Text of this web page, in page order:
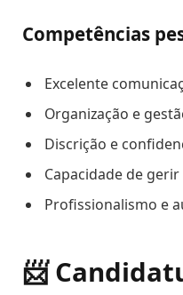
Competências
Excelente
Organização e
Discrição e
Capacidade de
Profissionalismo e
📨